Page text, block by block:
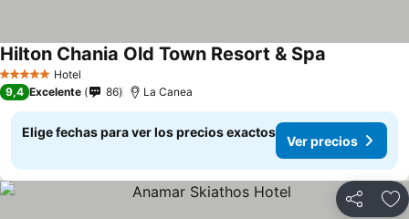
5 Estrellas Hotel
Hilton Chania Old Town Resort & Spa
9,4 Excelente 86 La Canea
Elige fechas para ver los precios exactos
Ver precios
Compartir